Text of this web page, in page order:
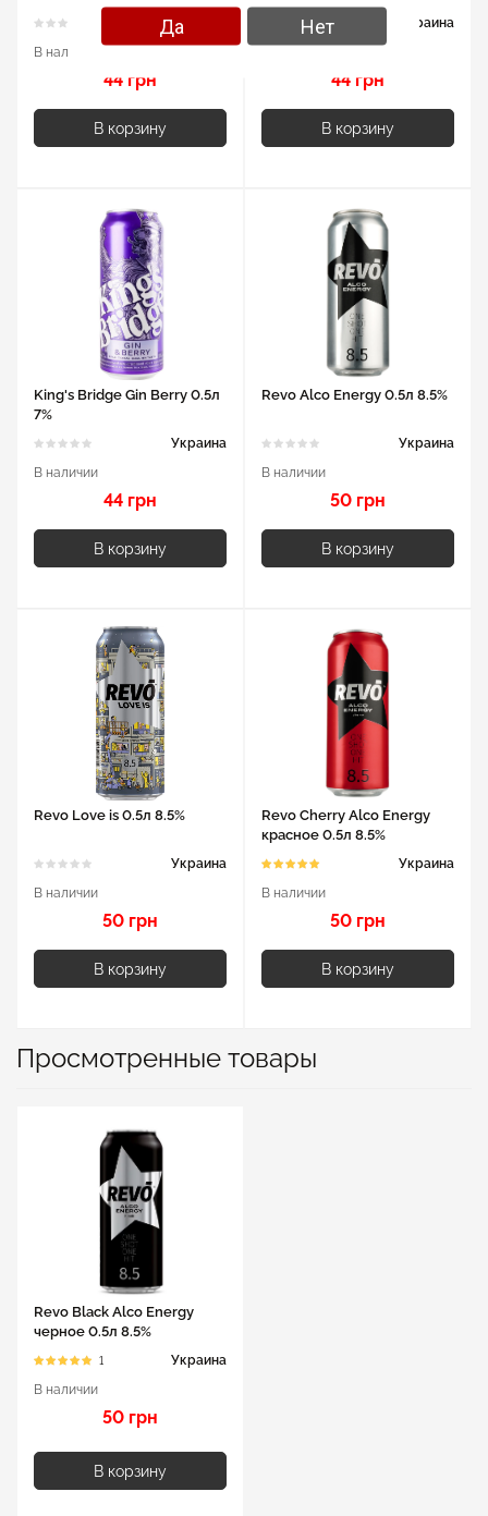
Украина
В наличии
44 грн
В корзину
Украина
44 грн
В корзину
King's Bridge Gin Berry 0.5л
7%
Украина
В наличии
44 грн
В корзину
Revo Alco Energy 0.5л 8.5%
Украина
В наличии
50 грн
В корзину
Revo Love is 0.5л 8.5%
Украина
В наличии
50 грн
В корзину
Revo Cherry Alco Energy
красное 0.5л 8.5%
Украина
В наличии
50 грн
В корзину
Просмотренные товары
Revo Black Alco Energy
черное 0.5л 8.5%
1
Украина
В наличии
50 грн
В корзину
Да Нет